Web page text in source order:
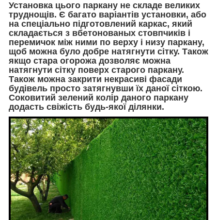
Установка цього паркану не складе великих
труднощів. Є багато варіантів установки, або
на спеціально підготовлений каркас, який
складається з вбетонованых стовпчиків і
перемичок між ними по верху і низу паркану,
щоб можна було добре натягнути сітку. Також
якщо стара огорожа дозволяє можна
натягнути сітку поверх старого паркану.
Також можна закрити некрасиві фасади
будівель просто затягнувши їх даної сіткою.
Соковитий зелений колір даного паркану
додасть свіжість будь-якої ділянки.